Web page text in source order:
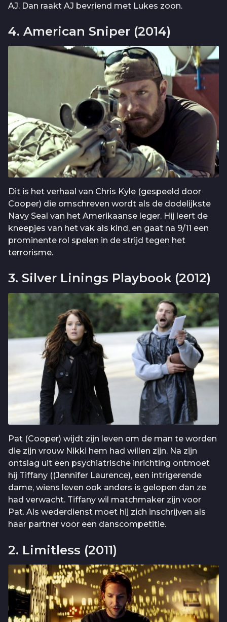
AJ. Dan raakt AJ bevriend met Lukes zoon.
4. American Sniper (2014)
Dit is het verhaal van Chris Kyle (gespeeld door
Cooper) die omschreven wordt als de dodelijkste
Navy Seal van het Amerikaanse leger. Hij leert de
kneepjes van het vak als kind, en gaat na 9/11 een
prominente rol spelen in de strijd tegen het
terrorisme.
3. Silver Linings Playbook (2012)
Pat (Cooper) wijdt zijn leven om de man te worden
die zijn vrouw Nikki hem had willen zijn. Na zijn
ontslag uit een psychiatrische inrichting ontmoet
hij Tiffany ((Jennifer Laurence), een intrigerende
dame, wiens leven ook anders is gelopen dan ze
had verwacht. Tiffany wil matchmaker zijn voor
Pat. Als wederdienst moet hij zich inschrijven als
haar partner voor een danscompetitie.
2. Limitless (2011)